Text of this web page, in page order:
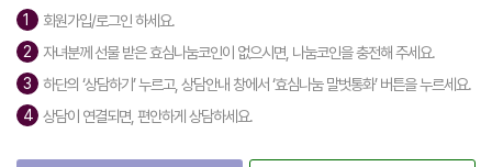
회원가입/로그인 하세요.
자녀분께 선물 받은 효심나눔코인이 없으시면, 나눔코인을 충전해 주세요.
하단의 ‘상담하기’ 누르고, 상담안내 창에서 ‘효심나눔 말벗통화’ 버튼을 누르세요.
상담이 연결되면, 편안하게 상담하세요.